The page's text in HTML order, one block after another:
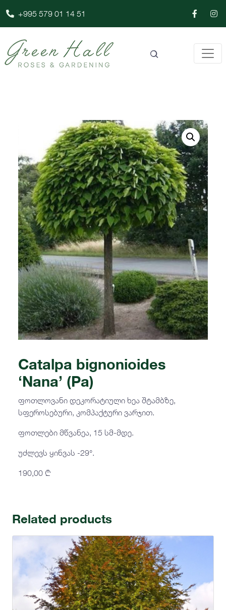
+995 579 01 14 51
Catalpa bignonioides
‘Nana’ (Pa)
ფოთლოვანი დეკორატიული ხეა შტამბზე,
სფეროსებური, კომპაქტური ვარჯით.
ფოთლები მწვანეა, 15 სმ-მდე.
უძლევს ყინვას -29°.
190,00 ₾
Related products